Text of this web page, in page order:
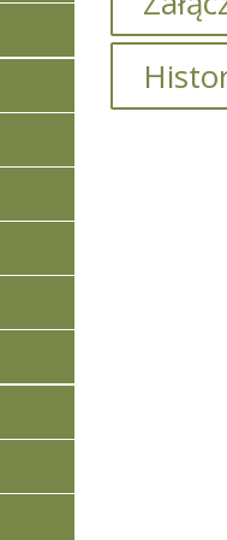
Brak